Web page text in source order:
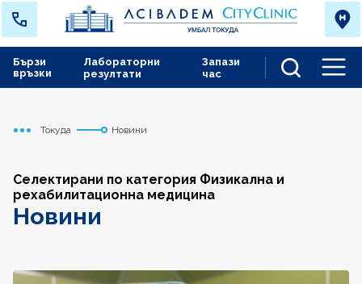
Лабораторни
резултати
Запази
час
Бързи
връзки
Начало
Токуда Новини
Селектирани по категория Физикална и
рехабилитационна медицина
Новини